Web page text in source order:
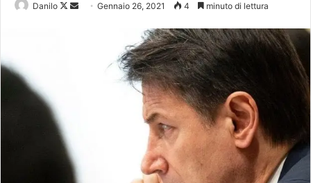
Danilo Gennaio 26, 2021 4 minuto di lettura